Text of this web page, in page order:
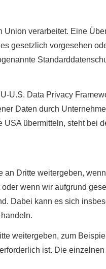
verarbeitet. Eine
gesetzlich vorgesehen
U.S. Data Privacy
Daten durch
übermitteln, steht bei
an Dritte weitergeben,
wenn wir aufgrund
Dabei kann es sich
weitergeben, zum
ist. Die